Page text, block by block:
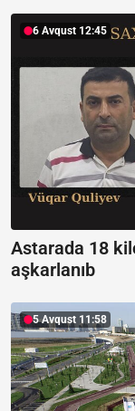
6 Avqust 12:45
Astarada 18
aşkarlanıb
5 Avqust 11:58